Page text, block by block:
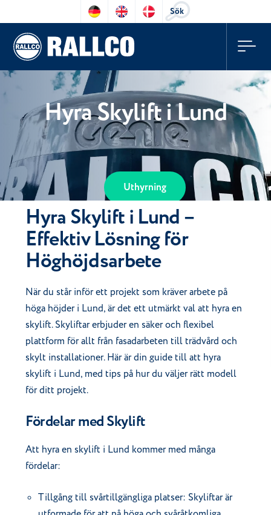
Sök
Hyra Skylift i Lund
Uthyrning
Hyra Skylift i Lund –
Effektiv Lösning för
Höghöjdsarbete
När du står inför ett projekt som kräver arbete på
höga höjder i Lund, är det ett utmärkt val att hyra en
skylift. Skyliftar erbjuder en säker och flexibel
plattform för allt från fasadarbeten till trädvård och
skylt installationer. Här är din guide till att hyra
skylift i Lund, med tips på hur du väljer rätt modell
för ditt projekt.
Fördelar med Skylift
Att hyra en skylift i Lund kommer med många
fördelar:
Tillgång till svårtillgängliga platser: Skyliftar är